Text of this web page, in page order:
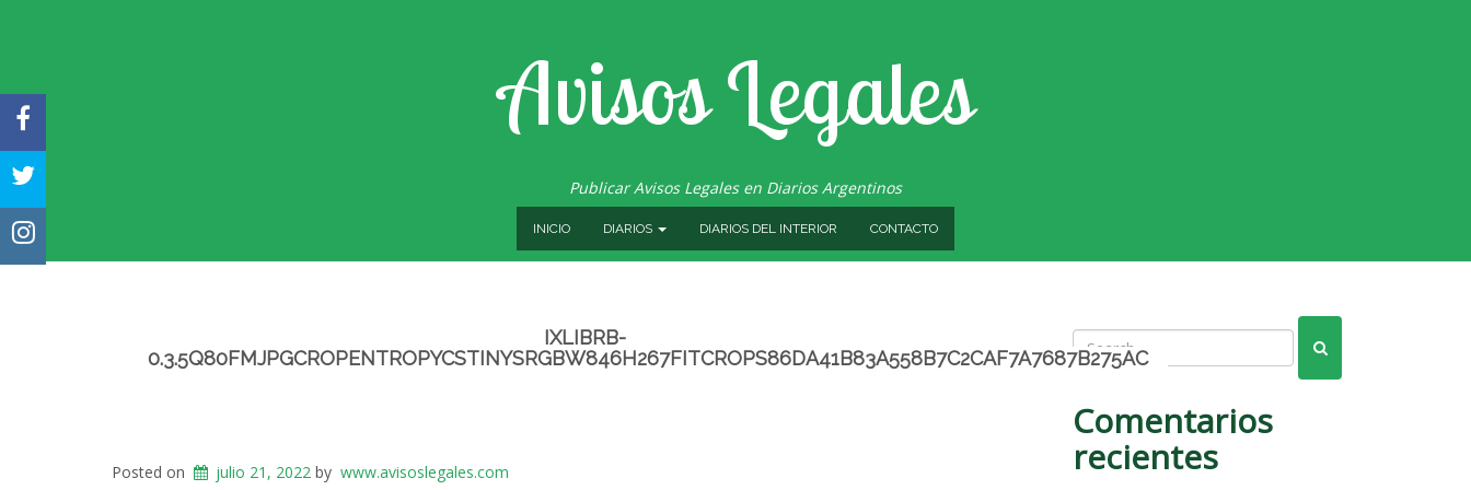
Avisos Legales
Publicar Avisos Legales en Diarios Argentinos
INICIO DIARIOS DIARIOS DEL INTERIOR CONTACTO
INSTAGRAM
IXLIBRB-
0.3.5Q80FMJPGCROPENTROPYCSTINYSRGBW846H267FITCROPS86DA41B83A558B7C2CAF7A7687B275AC
Posted on julio 21, 2022 by www.avisoslegales.com
Comentarios
recientes